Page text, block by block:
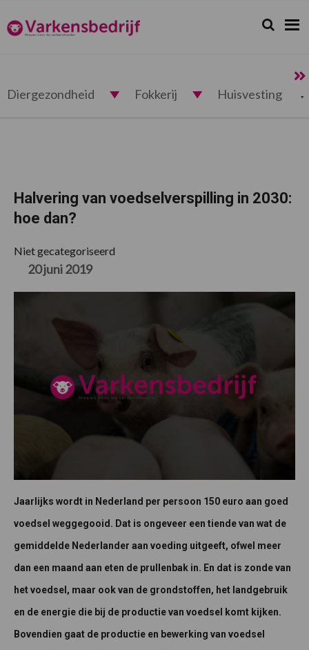
de
hoofdnavigatie
de
hoofd
de
eerste
de
voettekst
Varkensbedrijf.nl Zoeken...
Zoek
Diergezondheid Fokkerij Huisvesting
Halvering van voedselverspilling in 2030:
hoe dan?
Niet gecategoriseerd
20 juni 2019
Jaarlijks wordt in Nederland per persoon 150 euro aan goed
voedsel weggegooid. Dat is ongeveer een tiende van wat de
gemiddelde Nederlander aan voeding uitgeeft, ofwel meer
dan een maand aan eten de prullenbak in. En dat is zonde van
het voedsel, maar ook van de grondstoffen, het landgebruik
en de energie die bij de productie van voedsel komt kijken.
Bovendien gaat de productie en bewerking van voedsel